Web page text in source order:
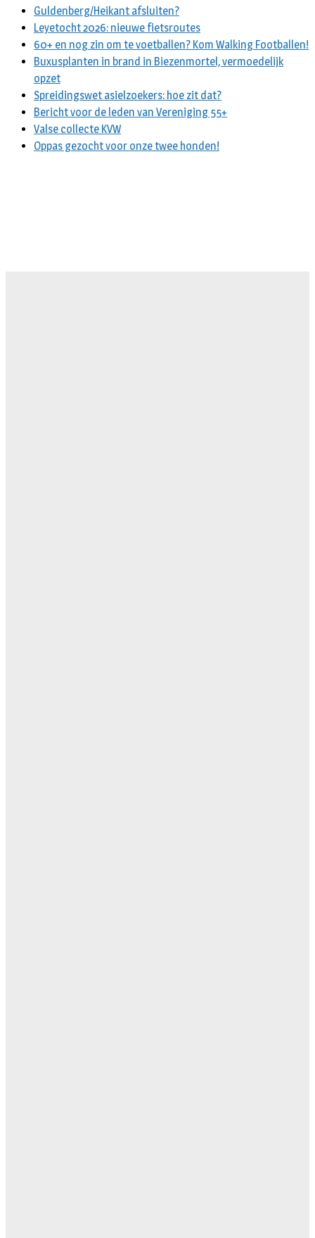
Guldenberg/Heikant afsluiten?
Leyetocht 2026: nieuwe fietsroutes
60+ en nog zin om te voetballen? Kom Walking Footballen!
Buxusplanten in brand in Biezenmortel, vermoedelijk
opzet
Spreidingswet asielzoekers: hoe zit dat?
Bericht voor de leden van Vereniging 55+
Valse collecte KVW
Oppas gezocht voor onze twee honden!